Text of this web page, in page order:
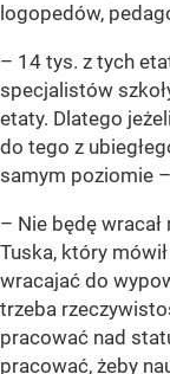
logopedów,
– 14 tys. z tych
specjalistów
etaty. Dlatego
do tego z
samym poziomie
– Nie będę
Tuska, który
wracajać do
trzeba
pracować nad
pracować, żeby